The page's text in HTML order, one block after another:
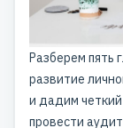
Разберем пять
развитие
и дадим
провести